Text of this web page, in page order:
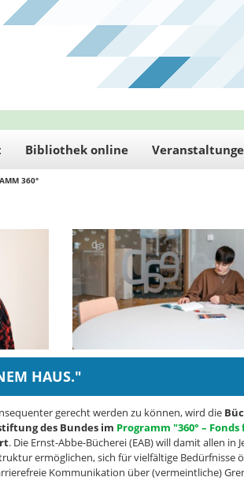
Bibliothek online
360°
HAUS."
gerecht werden zu können, wird die
des Bundes im Programm "360° –
. Die Ernst-Abbe-Bücherei (EAB) will damit allen in
ermöglichen, sich für vielfältige Bedürfnisse
Kommunikation über (vermeintliche)